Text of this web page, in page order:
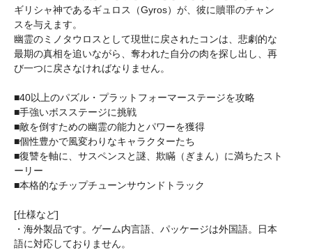
ギリシャ神であるギュロス（Gyros）が、彼に贖罪のチャン
スを与えます。
幽霊のミノタウロスとして現世に戻されたコンは、悲劇的な
最期の真相を追いながら、奪われた自分の肉を探し出し、再
び一つに戻さなければなりません。
■40以上のパズル・プラットフォーマーステージを攻略
■手強いボスステージに挑戦
■敵を倒すための幽霊の能力とパワーを獲得
■個性豊かで風変わりなキャラクターたち
■復讐を軸に、サスペンスと謎、欺瞞（ぎまん）に満ちたスト
ーリー
■本格的なチップチューンサウンドトラック
[仕様など]
・海外製品です。ゲーム内言語、パッケージは外国語。日本
語に対応しておりません。